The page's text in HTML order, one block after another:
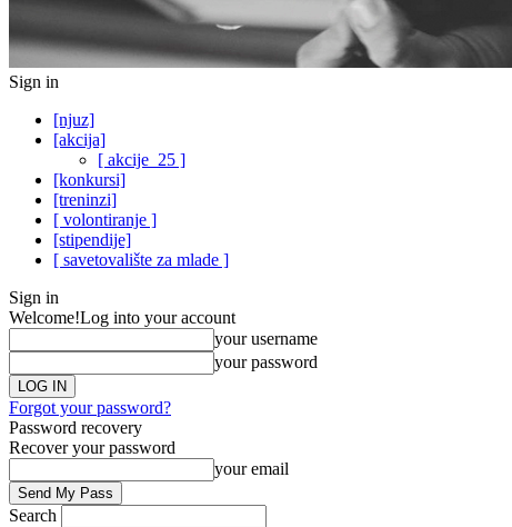
Sign in
[njuz]
[akcija]
[ akcije_25 ]
[konkursi]
[treninzi]
[ volontiranje ]
[stipendije]
[ savetovalište za mlade ]
Sign in
Welcome!Log into your account
your username
your password
Forgot your password?
Password recovery
Recover your password
your email
Search